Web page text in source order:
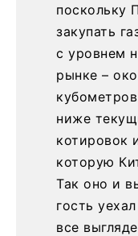
поскольку
закупать
с уровнем
рынке –
ниже
котировок
которую
Так оно и
гость
все